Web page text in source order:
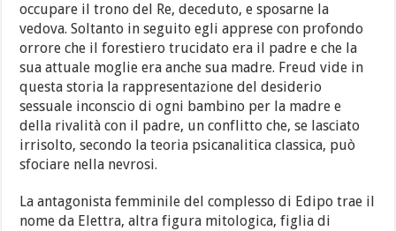
occupare il trono del Re, deceduto, e sposarne la
vedova. Soltanto in seguito egli apprese con profondo
orrore che il forestiero trucidato era il padre e che la
sua attuale moglie era anche sua madre. Freud vide in
questa storia la rappresentazione del desiderio
sessuale inconscio di ogni bambino per la madre e
della rivalità con il padre, un conflitto che, se lasciato
irrisolto, secondo la teoria psicanalitica classica, può
sfociare nella nevrosi.
La antagonista femminile del complesso di Edipo trae il
nome da Elettra, altra figura mitologica, figlia di